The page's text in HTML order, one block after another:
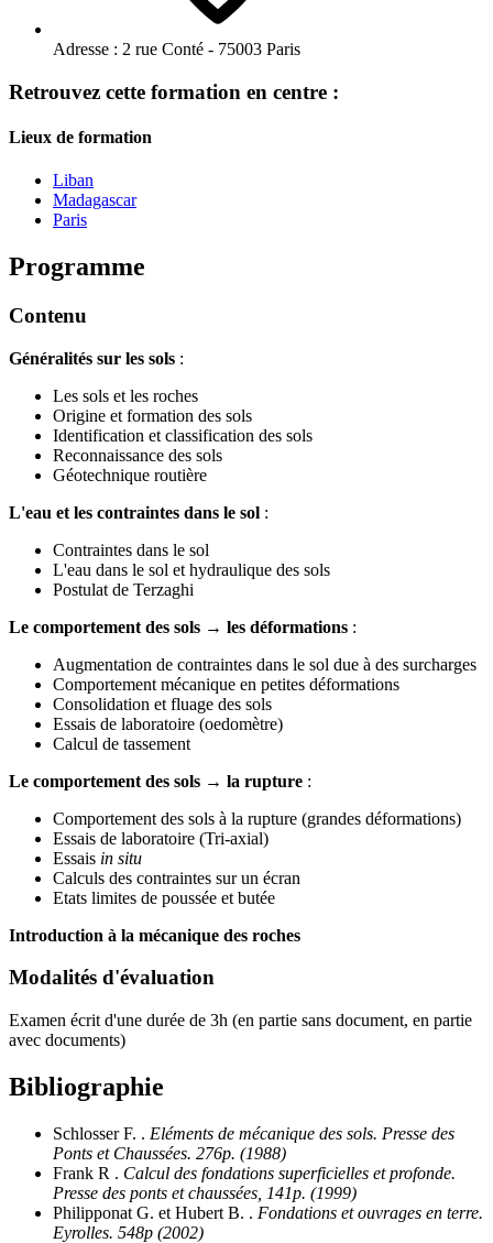
Adresse : 2 rue Conté - 75003 Paris
Retrouvez cette formation en centre :
Lieux de formation
Liban
Madagascar
Paris
Programme
Contenu
Généralités sur les sols :
Les sols et les roches
Origine et formation des sols
Identification et classification des sols
Reconnaissance des sols
Géotechnique routière
L'eau et les contraintes dans le sol :
Contraintes dans le sol
L'eau dans le sol et hydraulique des sols
Postulat de Terzaghi
Le comportement des sols → les déformations :
Augmentation de contraintes dans le sol due à des surcharges
Comportement mécanique en petites déformations
Consolidation et fluage des sols
Essais de laboratoire (oedomètre)
Calcul de tassement
Le comportement des sols → la rupture :
Comportement des sols à la rupture (grandes déformations)
Essais de laboratoire (Tri-axial)
Essais in situ
Calculs des contraintes sur un écran
Etats limites de poussée et butée
Introduction à la mécanique des roches
Modalités d'évaluation
Examen écrit d'une durée de 3h (en partie sans document, en partie
avec documents)
Bibliographie
Schlosser F. . Eléments de mécanique des sols. Presse des
Ponts et Chaussées. 276p. (1988)
Frank R . Calcul des fondations superficielles et profonde.
Presse des ponts et chaussées, 141p. (1999)
Philipponat G. et Hubert B. . Fondations et ouvrages en terre.
Eyrolles. 548p (2002)